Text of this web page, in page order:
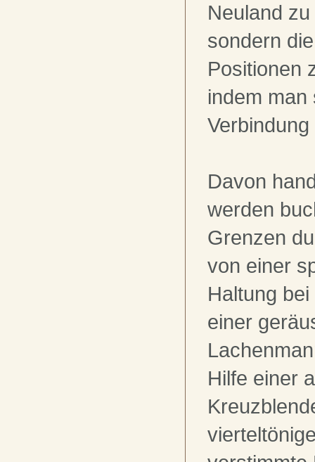
Neuland
sondern
Positionen
indem man
Davon
werden
Grenzen
von einer
Haltung
einer
Hilfe einer